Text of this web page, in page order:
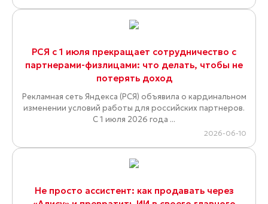
РСЯ с 1 июля прекращает сотрудничество с
партнерами-физлицами: что делать, чтобы не
потерять доход
Рекламная сеть Яндекса (РСЯ) объявила о кардинальном
изменении условий работы для российских партнеров.
С 1 июля 2026 года ...
2026-06-10
Не просто ассистент: как продавать через